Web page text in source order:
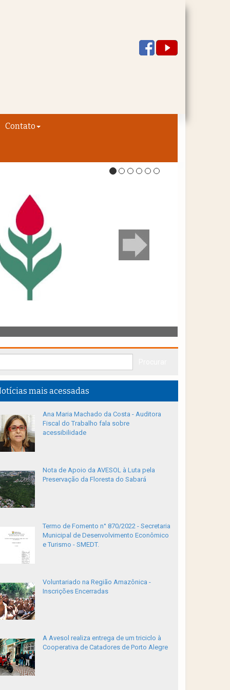
Contato
mais acessadas
Ana Maria Machado da Costa - Auditora
Fiscal do Trabalho fala sobre
acessibilidade
Nota de Apoio da AVESOL à Luta pela
Preservação da Floresta do Sabará
Termo de Fomento n° 870/2022 - Secretaria
Municipal de Desenvolvimento Econômico
e Turismo - SMEDT.
Voluntariado na Região Amazônica -
Inscrições Encerradas
A Avesol realiza entrega de um triciclo à
Cooperativa de Catadores de Porto Alegre